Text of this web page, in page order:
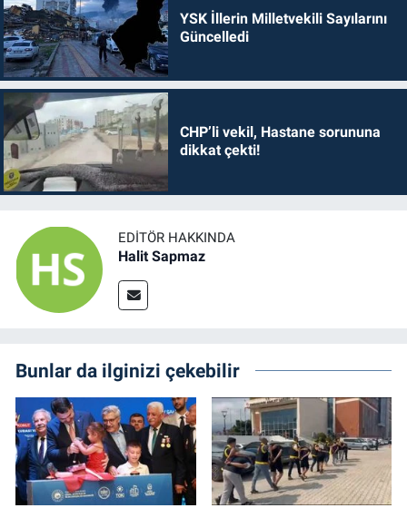
YSK İllerin Milletvekili Sayılarını
Güncelledi
CHP’li vekil, Hastane sorununa
dikkat çekti!
EDITÖR HAKKINDA
Halit Sapmaz
Bunlar da ilginizi çekebilir